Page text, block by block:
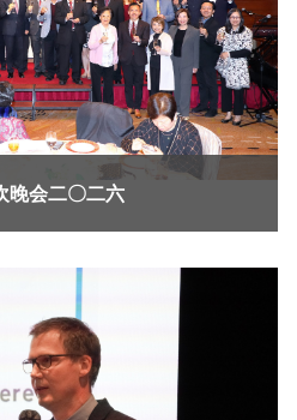
晚会二〇二六